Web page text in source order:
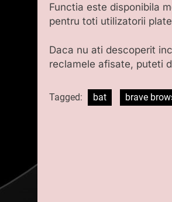
Functia este disponibila
pentru toti utilizatorii
Daca nu ati descoperit
reclamele afisate, puteti
Tagged: bat brave